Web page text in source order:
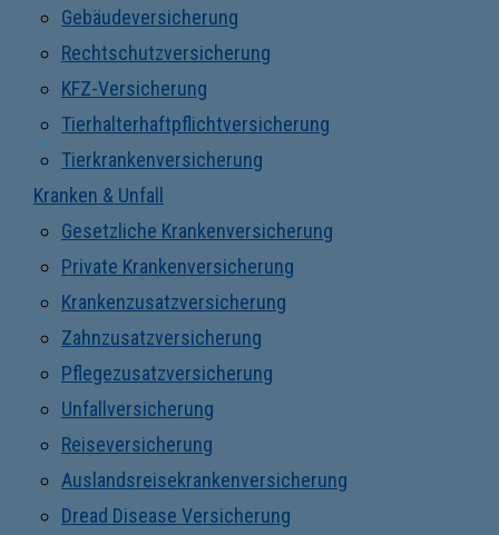
Gebäudeversicherung
Rechtschutzversicherung
KFZ-Versicherung
Tierhalterhaftpflichtversicherung
Tierkrankenversicherung
Kranken & Unfall
Gesetzliche Krankenversicherung
Private Krankenversicherung
Krankenzusatzversicherung
Zahnzusatzversicherung
Pflegezusatzversicherung
Unfallversicherung
Reiseversicherung
Auslandsreisekrankenversicherung
Dread Disease Versicherung